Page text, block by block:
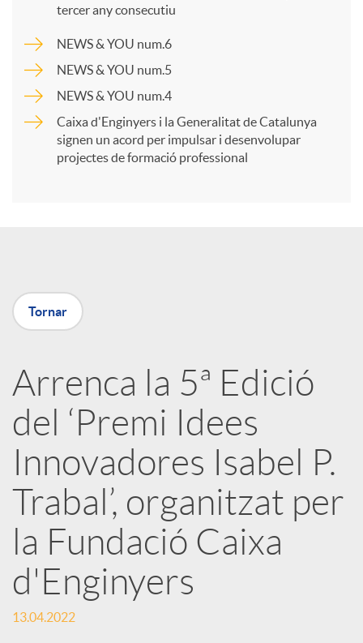
a
r
a
a
r
x
e
s
tercer any consecutiu
NEWS & YOU num.6
NEWS & YOU num.5
NEWS & YOU num.4
Caixa d'Enginyers i la Generalitat de Catalunya
signen un acord per impulsar i desenvolupar
projectes de formació professional
Tornar
Arrenca la 5ª Edició
del ‘Premi Idees
Innovadores Isabel P.
Trabal’, organitzat per
la Fundació Caixa
d'Enginyers
13.04.2022